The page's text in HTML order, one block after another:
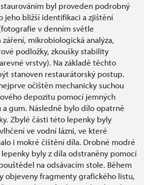
byl proveden podrobný
jeho bližší identifikaci a zjištění
v denním světle
mikrobiologická analýza,
podložky, zkoušky stability
vrstvy). Na základě těchto
stanoven restaurátorský postup.
očištěn mechanicky suchou
depozitu pomocí jemných
a gum. Následně bylo dílo opatrně
Zbylé části této lepenky byly
ve vodní lázni, ve které
i mokré čištění díla. Drobné modré
byly z díla odstraněny pomocí
na odsávacím stole. Během
objeveny fragmenty grafického listu,